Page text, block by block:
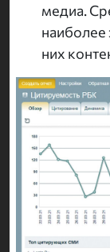
медиа.
наиболее
них